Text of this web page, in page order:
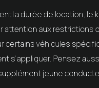
la durée de location, le
attention aux restrictions
certains véhicules
s'appliquer. Pensez
jeune